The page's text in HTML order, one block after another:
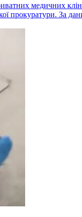
медичних
За